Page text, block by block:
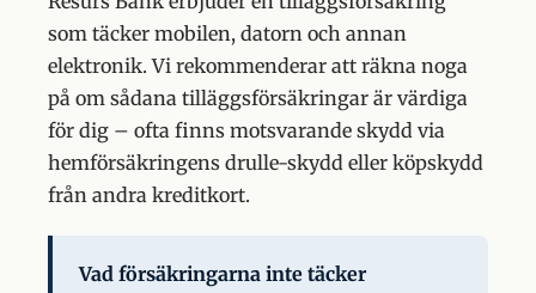
som täcker mobilen, datorn och annan
elektronik. Vi rekommenderar att räkna noga
på om sådana tilläggsförsäkringar är värdiga
för dig – ofta finns motsvarande skydd via
hemförsäkringens drulle-skydd eller köpskydd
från andra kreditkort.
Vad försäkringarna inte täcker